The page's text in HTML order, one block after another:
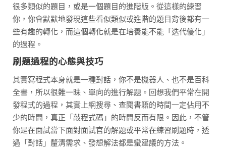
很多類似的題目，或是一個題目的進階版。從這樣的練習
你，你會默默地發現這些看似類似或進階的題目背後都有一
些有趣的轉化，而這個轉化就是在培養能不能「迭代優化」
的過程。
刷題過程的心態與技巧
其實寫程式本身就是一種對話，你不是機器人、也不是百科
全書，所以很難一昧、單向的進行解題。回想我們平常在開
發程式的過程，其實上網搜尋、查閱書籍的時間一定佔用不
少的時間，真正「敲程式碼」的時間反而有限。因此，不管
你是在面試當下面對面試官的解題或平常在練習刷題時，透
過「對話」釐清需求、發想解法都是蠻建議的方法。